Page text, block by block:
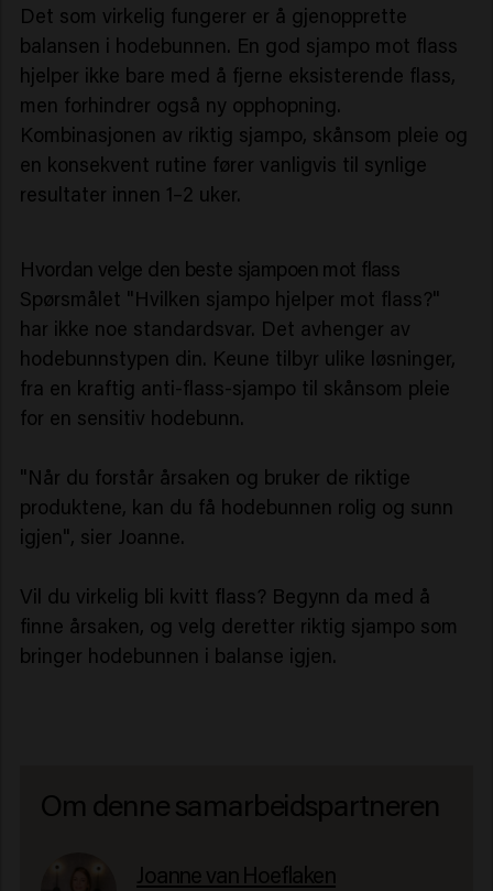
Det som virkelig fungerer er å gjenopprette
balansen i hodebunnen. En god sjampo mot flass
hjelper ikke bare med å fjerne eksisterende flass,
men forhindrer også ny opphopning.
Kombinasjonen av riktig sjampo, skånsom pleie og
en konsekvent rutine fører vanligvis til synlige
resultater innen 1–2 uker.
Hvordan velge den beste sjampoen mot flass
Spørsmålet "Hvilken sjampo hjelper mot flass?"
har ikke noe standardsvar. Det avhenger av
hodebunnstypen din. Keune tilbyr ulike løsninger,
fra en kraftig anti-flass-sjampo til skånsom pleie
for en sensitiv hodebunn.
"Når du forstår årsaken og bruker de riktige
produktene, kan du få hodebunnen rolig og sunn
igjen", sier Joanne.
Vil du virkelig bli kvitt flass? Begynn da med å
finne årsaken, og velg deretter riktig sjampo som
bringer hodebunnen i balanse igjen.
Om denne samarbeidspartneren
Joanne van Hoeflaken